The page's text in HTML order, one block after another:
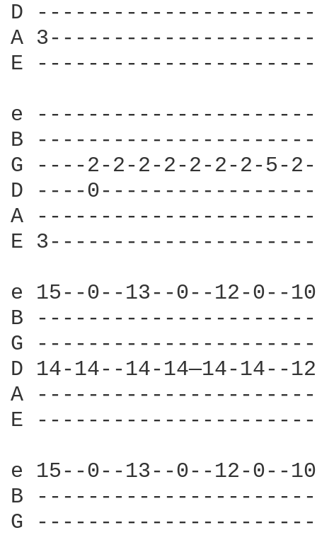
D
A
E
e
B
G ----2-2-2-2-2-2-2-5-
D ----
A
E
e 15--0--13--0--12-0--
B
G
D 14-14--14-14—14-14--
A
E
e 15--0--13--0--12-0--
B
G